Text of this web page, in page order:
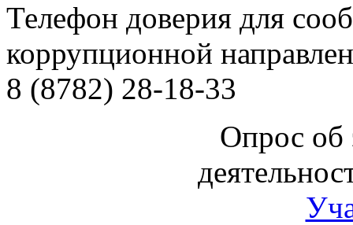
Телефон доверия для
коррупционной
8 (8782) 28-18-33
Опрос об